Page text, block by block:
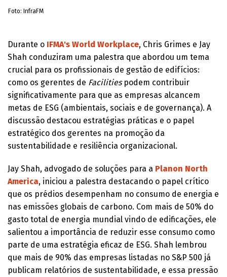
Foto: InfraFM
Durante o IFMA's World Workplace, Chris Grimes e Jay
Shah conduziram uma palestra que abordou um tema
crucial para os profissionais de gestão de edifícios:
como os gerentes de Facilities podem contribuir
significativamente para que as empresas alcancem
metas de ESG (ambientais, sociais e de governança). A
discussão destacou estratégias práticas e o papel
estratégico dos gerentes na promoção da
sustentabilidade e resiliência organizacional.
Jay Shah, advogado de soluções para a Planon North
America, iniciou a palestra destacando o papel crítico
que os prédios desempenham no consumo de energia e
nas emissões globais de carbono. Com mais de 50% do
gasto total de energia mundial vindo de edificações, ele
salientou a importância de reduzir esse consumo como
parte de uma estratégia eficaz de ESG. Shah lembrou
que mais de 90% das empresas listadas no S&P 500 já
publicam relatórios de sustentabilidade, e essa pressão